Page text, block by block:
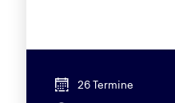
26 Termine